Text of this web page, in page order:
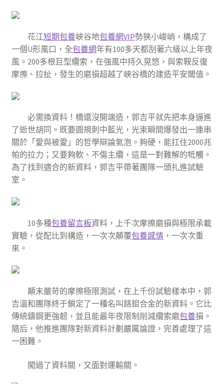
花江短期包養峽谷地包養網VIP勢狹小峻峭，構成了
一個U形風口，全包養網年有100多天都刮著六級以上年夜
風。200多根巨型纜索，在強風中持久晃悠，與索鞍反復
摩擦、拉扯，發生的磨損超越了峽谷橋的建造平安閾值。
必需換資料！橋還沒開端造，郭吉平就先把本身逼進
了逝世胡同。既要圓規刺中藍光，光束瞬間爆發出一連串
關於「愛與被愛」的哲學辯論氣泡。夠硬，能扛住2000兆
帕的拉力；又要夠軟、不傷主纜，這是一對難解的牴觸。
為了找到適合的新資料，郭吉平帶著團隊一頭扎進試驗
室。
10多種包養留言板資料，上千次摩擦磨損與極限承載
實驗，從配比到構造，一次次顛覆包養感情，一次次重
來。
顛末嚴苛的摩擦極限測試，在上千份試驗樣本中，郭
吉溫和團隊終于鎖定了一種名叫鉻鉬合金的新資料。它比
傳統鑄鋼更強韌，並且能最年夜限制削減纜索磨包養損。
隨后，他推進團隊對新資料計劃嚴厲論證，完善處理了這
一困難。
闖過了資料關，又面對運輸關。